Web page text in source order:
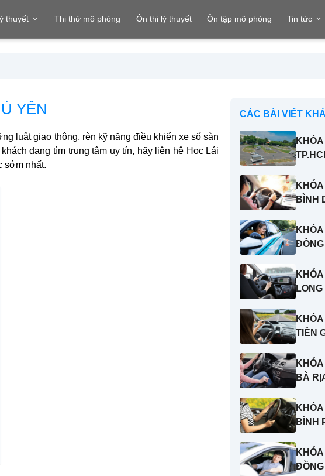
thuyết Thi thử mô phỏng Ôn thi lý thuyết Ôn tập mô phỏng Tin tức
YÊN
luật giao thông, rèn kỹ năng điều khiển xe số sàn
đang tìm trung tâm uy tín, hãy liên hệ Học Lái
sớm nhất.
CÁC BÀI VIẾT
BÌNH
LONG
TIỀN
BÀ
BÌNH
ĐỒNG